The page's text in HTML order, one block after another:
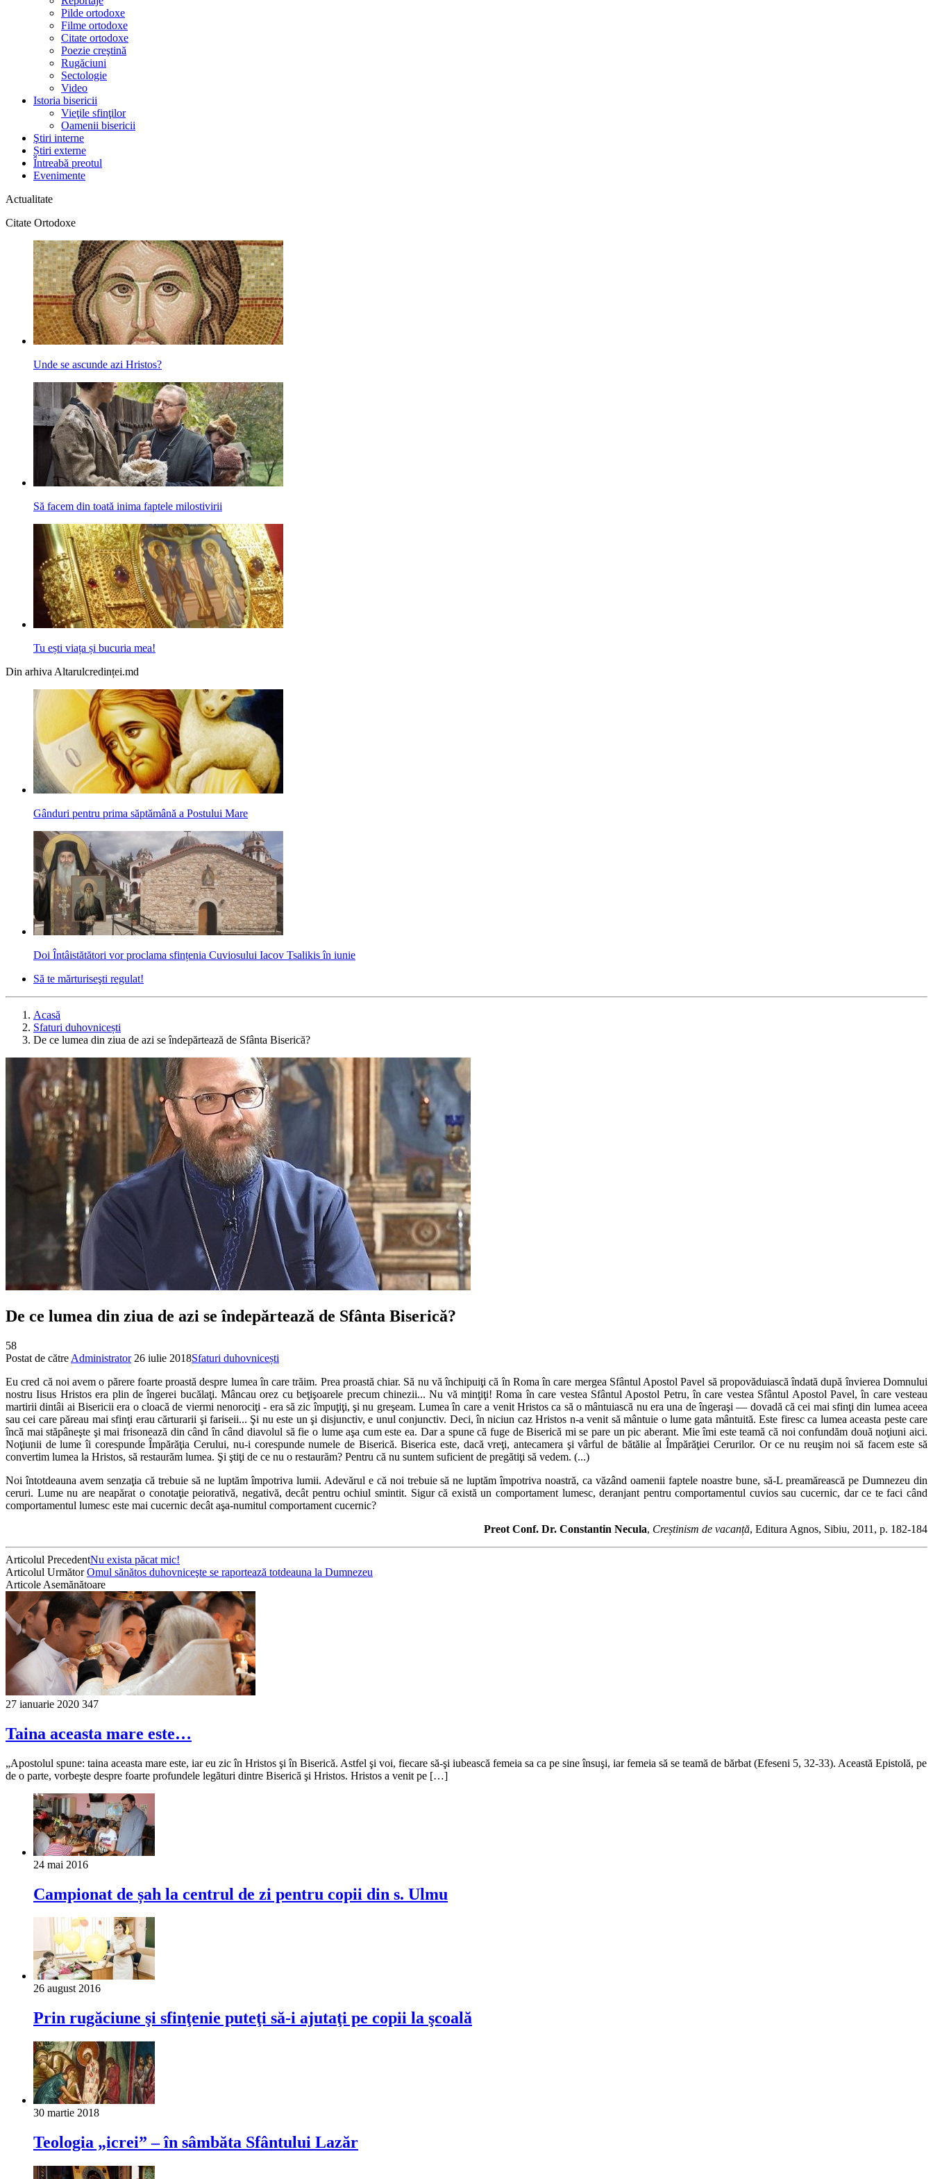
Pilde ortodoxe
Filme ortodoxe
Citate ortodoxe
Poezie creştină
Rugăciuni
Sectologie
Video
Istoria bisericii
Vieţile sfinţilor
Oamenii bisericii
Ştiri interne
Știri externe
Întreabă preotul
Evenimente
Actualitate
Citate Ortodoxe
Unde se ascunde azi Hristos?
Să facem din toată inima faptele milostivirii
Tu ești viața și bucuria mea!
Din arhiva Altarulcredinței.md
Gânduri pentru prima săptămână a Postului Mare
Doi Întâistătători vor proclama sfințenia Cuviosului Iacov Tsalikis în iunie
Să te mărturiseşti regulat!
Acasă
Sfaturi duhovnicești
De ce lumea din ziua de azi se îndepărtează de Sfânta Biserică?
De ce lumea din ziua de azi se îndepărtează de Sfânta Biserică?
58
Postat de către Administrator 26 iulie 2018Sfaturi duhovnicești
Eu cred că noi avem o părere foarte proastă despre lumea în care trăim. Prea proastă chiar. Să nu vă închi­puiţi că în Roma în care mergea Sfântul Apostol Pavel să propovăduiască îndată după învierea Domnului
nostru Iisus Hristos era plin de îngerei bucălaţi. Mâncau orez cu beţişoarele precum chinezii... Nu vă minţiţi! Roma în care vestea Sfântul Apostol Petru, în care vestea Sfântul Apostol Pavel, în care vesteau
martirii dintâi ai Bisericii era o cloacă de viermi nenorociţi - era să zic împuţiţi, şi nu greşeam. Lumea în care a venit Hristos ca să o mântu­iască nu era una de îngeraşi — dovadă că cei mai sfinţi din lumea aceea
sau cei care păreau mai sfinţi erau cărturarii şi fariseii... Şi nu este un şi disjunctiv, e unul conjunctiv. Deci, în niciun caz Hristos n-a venit să mântuie o lume gata mântuită. Este firesc ca lumea aceasta peste care
încă mai stăpâneşte şi mai frisonează din când în când diavo­lul să fie o lume aşa cum este ea. Dar a spune că fuge de Biserică mi se pare un pic aberant. Mie îmi este teamă că noi confundăm două noţiuni aici.
Noţiunii de lume îi corespunde Împărăţia Cerului, nu-i corespunde numele de Biserică. Biserica este, dacă vreţi, antecamera şi vârful de bătălie al Împărăţiei Cerurilor. Or ce nu reuşim noi să facem este să
convertim lumea la Hristos, să restaurăm lumea. Şi ştiţi de ce nu o restaurăm? Pentru că nu suntem suficient de pregătiţi să vedem. (...)
Noi întotdeauna avem senzaţia că trebuie să ne lup­tăm împotriva lumii. Adevărul e că noi trebuie să ne lup­tăm împotriva noastră, ca văzând oamenii faptele noastre bune, să-L preamărească pe Dumnezeu din
ceruri. Lume nu are neapărat o conotaţie peiorativă, negativă, decât pentru ochiul smintit. Sigur că există un comportament lumesc, deranjant pentru comportamentul cuvios sau cu­cernic, dar ce te faci când
comportamentul lumesc este mai cucernic decât aşa-numitul comportament cucernic?
Preot Conf. Dr. Constantin Necula, Creștinism de vacanță, Editura Agnos, Sibiu, 2011, p. 182-184
Articolul PrecedentNu exista păcat mic!
Articolul UrmătorOmul sănătos duhovniceşte se raportează totdeauna la Dumnezeu
Articole Asemănătoare
27 ianuarie 2020 347
Taina aceasta mare este…
„Apostolul spune: taina aceasta mare este, iar eu zic în Hristos şi în Biserică. Astfel şi voi, fiecare să-şi iubească femeia sa ca pe sine însuşi, iar femeia să se teamă de bărbat (Efeseni 5, 32-33). Această Epistolă, pe
de o parte, vorbeşte despre foarte profundele legături dintre Biserică şi Hristos. Hristos a venit pe […]
24 mai 2016
Campionat de șah la centrul de zi pentru copii din s. Ulmu
26 august 2016
Prin rugăciune şi sfinţenie puteţi să-i ajutaţi pe copii la şcoală
30 martie 2018
Teologia „icrei” – în sâmbăta Sfântului Lazăr